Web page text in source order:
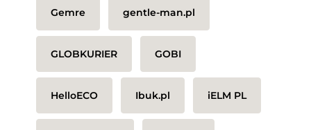
Gemre gentle-man.pl
GLOBKURIER GOBI
HelloECO Ibuk.pl iELM PL